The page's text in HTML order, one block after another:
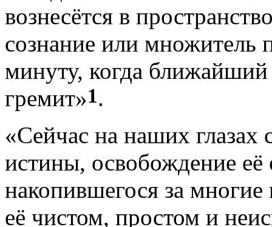
вознесётся в
сознание или множитель
минуту, когда
гремит»1.
«Сейчас на наших глазах
истины, освобождение её
накопившегося за
её чистом, простом и